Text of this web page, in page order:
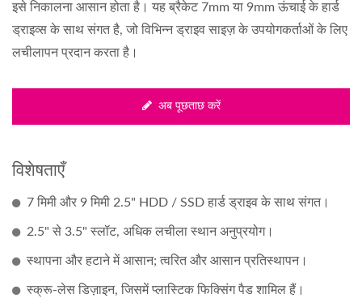
इसे निकालना आसान होता है। यह ब्रैकेट 7mm या 9mm ऊंचाई के हार्ड
ड्राइव्स के साथ संगत है, जो विभिन्न ड्राइव साइज़ के उपयोगकर्ताओं के लिए
लचीलापन प्रदान करता है।
अब पूछताछ करें
विशेषताएँ
7 मिमी और 9 मिमी 2.5" HDD / SSD हार्ड ड्राइव के साथ संगत।
2.5" से 3.5" स्लॉट, अधिक लचीला स्थान अनुप्रयोग।
स्थापना और हटाने में आसान; त्वरित और आसान प्रतिस्थापन।
स्क्रू-लेस डिज़ाइन, जिसमें प्लास्टिक फिक्सिंग पैड शामिल हैं।